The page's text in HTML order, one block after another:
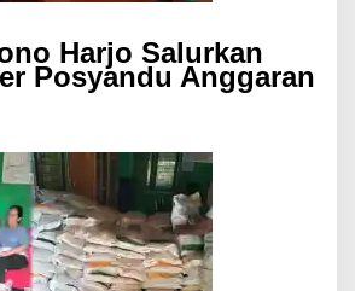
Harjo Salurkan
Posyandu Anggaran